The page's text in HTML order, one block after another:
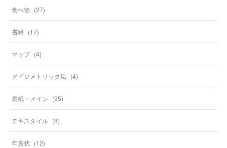
食べ物 (27)
書籍 (17)
マップ (4)
アイソメトリック風 (4)
表紙・メイン (95)
テキスタイル (8)
年賀状 (12)